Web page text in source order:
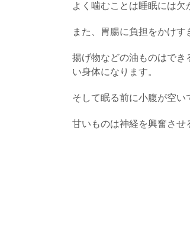
よく噛むことは睡眠には欠
また、胃腸に負担をかけす
揚げ物などの油ものはでき
い身体になります。
そして眠る前に小腹が空い
甘いものは神経を興奮させ